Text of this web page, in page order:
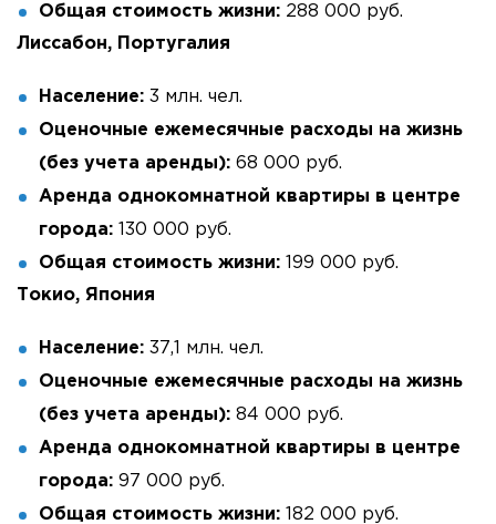
Общая стоимость жизни: 288 000 руб.
Лиссабон, Португалия
Население: 3 млн. чел.
Оценочные ежемесячные расходы на жизнь
(без учета аренды): 68 000 руб.
Аренда однокомнатной квартиры в центре
города: 130 000 руб.
Общая стоимость жизни: 199 000 руб.
Токио, Япония
Население: 37,1 млн. чел.
Оценочные ежемесячные расходы на жизнь
(без учета аренды): 84 000 руб.
Аренда однокомнатной квартиры в центре
города: 97 000 руб.
Общая стоимость жизни: 182 000 руб.